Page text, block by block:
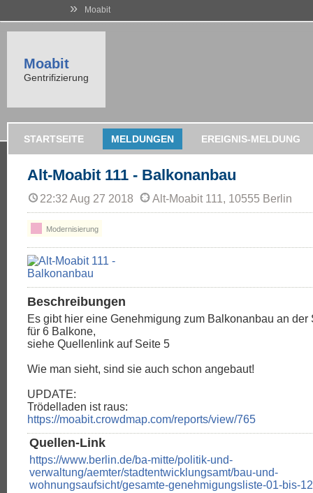
» Moabit
Moabit
Gentrifizierung
STARTSEITE MELDUNGEN EREIGNIS-MELDUNG
Alt-Moabit 111 - Balkonanbau
22:32 Aug 27 2018 Alt-Moabit 111, 10555 Berlin
Modernisierung
Beschreibungen
Es gibt hier eine Genehmigung zum Balkonanbau an der
für 6 Balkone,
siehe Quellenlink auf Seite 5
Wie man sieht, sind sie auch schon angebaut!
UPDATE:
Trödelladen ist raus:
https://moabit.crowdmap.com/reports/view/765
Quellen-Link
https://www.berlin.de/ba-mitte/politik-und-
verwaltung/aemter/stadtentwicklungsamt/bau-und-
wohnungsaufsicht/gesamte-genehmigungsliste-01-bis-